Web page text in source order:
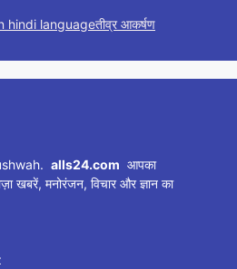
hindi languageतीव्र आकर्षण
alls24.com आपका
खबरें, मनोरंजन, विचार और ज्ञान का